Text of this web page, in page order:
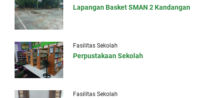
Lapangan Basket SMAN 2 Kandangan
Fasilitas Sekolah
Perpustakaan Sekolah
Fasilitas Sekolah